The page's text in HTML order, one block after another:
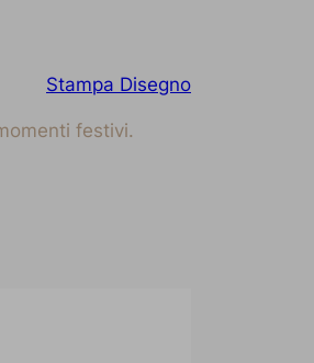
Stampa Disegno
festivi.